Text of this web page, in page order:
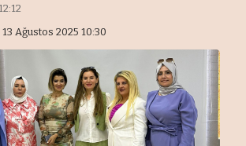
Ağustos 2025 10:30